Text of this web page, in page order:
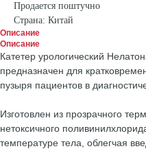
Продается поштучно
Страна: Китай
Описание
Описание
Катетер урологический
предназначен для
пузыря пациентов в
Изготовлен из прозрачного
нетоксичного
температуре тела, облегчая